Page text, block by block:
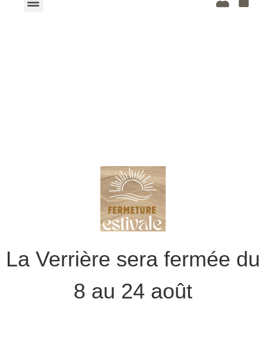
La Verrière sera fermée du
8 au 24 août